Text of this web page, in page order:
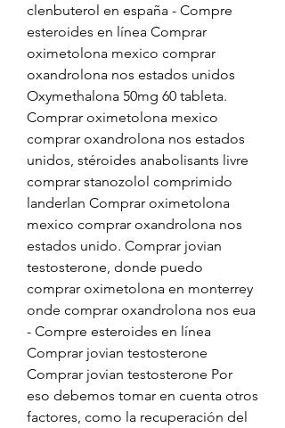
clenbuterol en españa - Compre
esteroides en línea Comprar
oximetolona mexico comprar
oxandrolona nos estados unidos
Oxymethalona 50mg 60 tableta.
Comprar oximetolona mexico
comprar oxandrolona nos estados
unidos, stéroides anabolisants livre
comprar stanozolol comprimido
landerlan Comprar oximetolona
mexico comprar oxandrolona nos
estados unido. Comprar jovian
testosterone, donde puedo
comprar oximetolona en monterrey
onde comprar oxandrolona nos eua
- Compre esteroides en línea
Comprar jovian testosterone
Comprar jovian testosterone Por
eso debemos tomar en cuenta otros
factores, como la recuperación del